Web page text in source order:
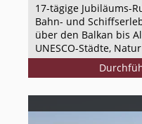
17-tägige Jubiläums-
Bahn- und
über den Balkan bis
UNESCO-Städte,